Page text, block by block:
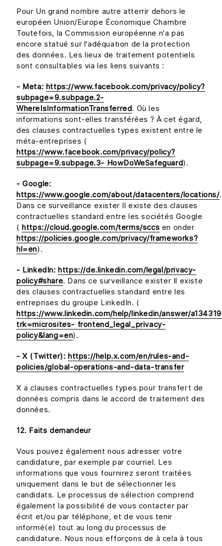
Pour Un grand nombre autre atterrir dehors le
européen Union/Europe Économique Chambre
Toutefois, la Commission européenne n'a pas
encore statué sur l'adéquation de la protection
des données. Les lieux de traitement potentiels
sont consultables via les liens suivants :
- Meta: https://www.facebook.com/privacy/policy?
subpage=9.subpage.2-
WhereIsInformationTransferred. Où les
informations sont-elles transférées ? À cet égard,
des clauses contractuelles types existent entre le
méta-entreprises (
https://www.facebook.com/privacy/policy?
subpage=9.subpage.3- HowDoWeSafeguard).
- Google:
https://www.google.com/about/datacenters/locations/.
Dans ce surveillance exister Il existe des clauses
contractuelles standard entre les sociétés Google
(https://cloud.google.com/terms/sccs en onder
https://policies.google.com/privacy/frameworks?
hl=en).
- LinkedIn: https://de.linkedin.com/legal/privacy-
policy#share. Dans ce surveillance exister Il existe
des clauses contractuelles standard entre les
entreprises du groupe LinkedIn. (
https://www.linkedin.com/help/linkedin/answer/
trk=microsites- frontend_legal_privacy-
policy&lang=en).
- X (Twitter): https://help.x.com/en/rules-and-
policies/global-operations-and-data-transfer
X a clauses contractuelles types pour transfert de
données compris dans le accord de traitement des
données.
12. Faits demandeur
Vous pouvez également nous adresser votre
candidature, par exemple par courriel. Les
informations que vous fournirez seront traitées
uniquement dans le but de sélectionner les
candidats. Le processus de sélection comprend
également la possibilité de vous contacter par
écrit et/ou par téléphone, et de vous tenir
informé(e) tout au long du processus de
candidature. Nous nous efforçons de à cela à tous